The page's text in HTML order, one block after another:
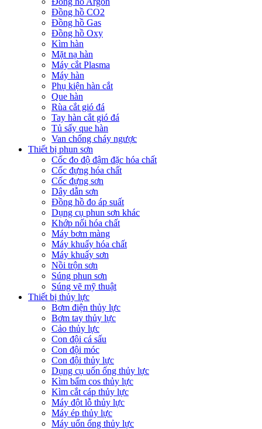
Đồng hồ CO2
Đồng hồ Gas
Đồng hồ Oxy
Kìm hàn
Mặt nạ hàn
Máy cắt Plasma
Máy hàn
Phụ kiện hàn cắt
Que hàn
Rùa cắt gió đá
Tay hàn cắt gió đá
Tủ sấy que hàn
Van chống cháy ngược
Thiết bị phun sơn
Cốc đo độ đậm đặc hóa chất
Cốc đựng hóa chất
Cốc đựng sơn
Dây dẫn sơn
Đồng hồ đo áp suất
Dụng cụ phun sơn khác
Khớp nối hóa chất
Máy bơm màng
Máy khuấy hóa chất
Máy khuấy sơn
Nồi trộn sơn
Súng phun sơn
Súng vẽ mỹ thuật
Thiết bị thủy lực
Bơm điện thủy lực
Bơm tay thủy lực
Cảo thủy lực
Con đội cá sấu
Con đội móc
Con đội thủy lực
Dụng cụ uốn ống thủy lực
Kìm bấm cos thủy lực
Kìm cắt cáp thủy lực
Máy đột lỗ thủy lực
Máy ép thủy lực
Máy uốn ống thủy lực